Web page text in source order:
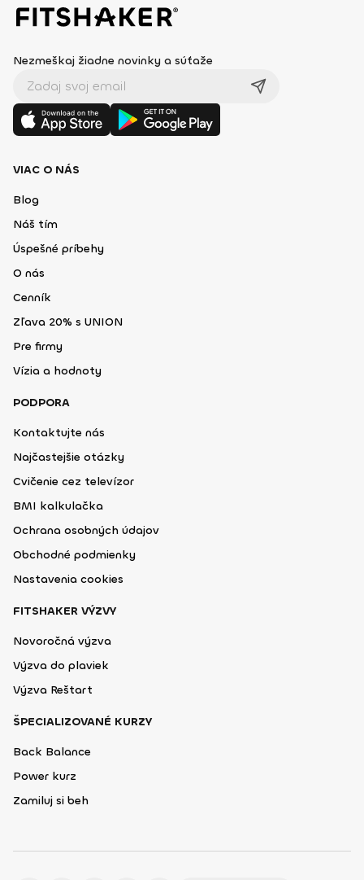
Nezmeškaj žiadne novinky a súťaže
VIAC O NÁS
Blog
Náš tím
Úspešné príbehy
O nás
Cenník
Zľava 20% s UNION
Pre firmy
Vízia a hodnoty
PODPORA
Kontaktujte nás
Najčastejšie otázky
Cvičenie cez televízor
BMI kalkulačka
Ochrana osobných údajov
Obchodné podmienky
Nastavenia cookies
FITSHAKER VÝZVY
Novoročná výzva
Výzva do plaviek
Výzva Reštart
ŠPECIALIZOVANÉ KURZY
Back Balance
Power kurz
Zamiluj si beh